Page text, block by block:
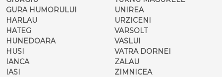
GURA HUMORULUI
HARLAU
HATEG
HUNEDOARA
HUSI
IANCA
IASI
UNIREA
URZICENI
VARSOLT
VASLUI
VATRA DORNEI
ZALAU
ZIMNICEA